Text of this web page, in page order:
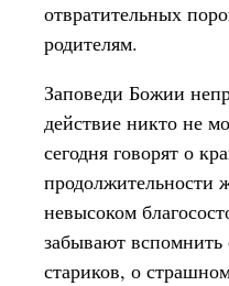
отвратительных
родителям.
Заповеди Божии
действие никто не
сегодня говорят о
продолжительности
невысоком
забывают
стариков, о